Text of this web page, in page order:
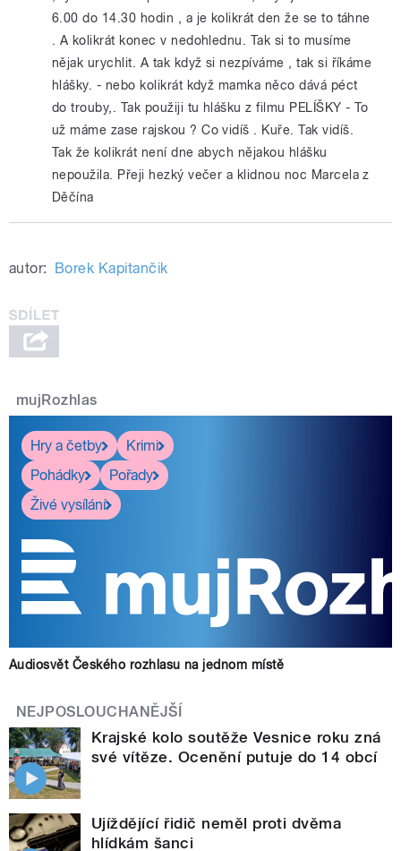
6.00 do 14.30 hodin , a je kolikrát den že se to táhne
. A kolikrát konec v nedohlednu. Tak si to musíme
nějak urychlit. A tak když si nezpíváme , tak si říkáme
hlášky. - nebo kolikrát když mamka něco dává péct
do trouby,. Tak použiji tu hlášku z filmu PELÍŠKY - To
už máme zase rajskou ? Co vidíš . Kuře. Tak vidíš.
Tak že kolikrát není dne abych nějakou hlášku
nepoužila. Přeji hezký večer a klidnou noc Marcela z
Děčína
autor: Borek Kapitančik
mujRozhlas
Hry a četby
Krimi
Pohádky
Pořady
Živé vysílání
Audiosvět Českého rozhlasu na jednom místě
NEJPOSLOUCHANĚJŠÍ
Krajské kolo soutěže Vesnice roku zná
své vítěze. Ocenění putuje do 14 obcí
Ujíždějící řidič neměl proti dvěma
hlídkám šanci